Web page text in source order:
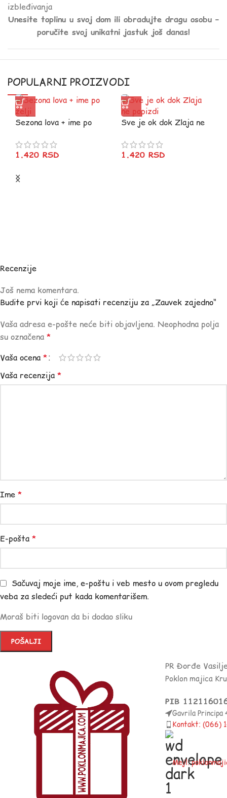
izbleđivanja
Unesite toplinu u svoj dom ili obradujte dragu osobu –
poručite svoj unikatni jastuk još danas!
POPULARNI PROIZVODI
Sezona lova + ime po
1.420 RSD
Sve je ok dok Zlaja ne
1.420 RSD
Recenzije
Još nema komentara.
Budite prvi koji će napisati recenziju za „Zauvek zajedno“
Vaša adresa e-pošte neće biti objavljena. Neophodna polja
su označena *
Vaša ocena *
Vaša recenzija *
Ime *
E-pošta *
Sačuvaj moje ime, e-poštu i veb mesto u ovom pregledu
veba za sledeći put kada komentarišem.
Moraš biti logovan da bi dodao sliku
PR Đorđe
Poklon majica
PIB
Gavrila Principa
Kontakt: (066)
Mejl: